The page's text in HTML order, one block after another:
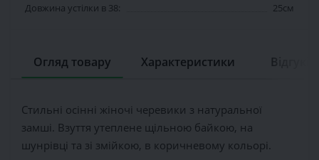
Довжина устілки в 38:
25см
Огляд товару Характеристики
Стильні осінні жіночі черевики з натуральної
замші. Взуття утеплене щільною байкою, на
шунрівці та зі змійкою, в коричневому кольорі.